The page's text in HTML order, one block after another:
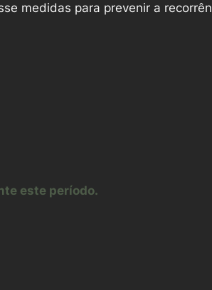
medidas para prevenir a
este período.